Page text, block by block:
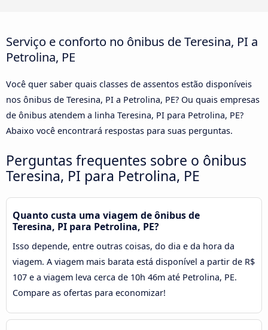
Serviço e conforto no ônibus de Teresina, PI a
Petrolina, PE
Você quer saber quais classes de assentos estão disponíveis
nos ônibus de Teresina, PI a Petrolina, PE? Ou quais empresas
de ônibus atendem a linha Teresina, PI para Petrolina, PE?
Abaixo você encontrará respostas para suas perguntas.
Perguntas frequentes sobre o ônibus
Teresina, PI para Petrolina, PE
Quanto custa uma viagem de ônibus de
Teresina, PI para Petrolina, PE?
Isso depende, entre outras coisas, do dia e da hora da
viagem. A viagem mais barata está disponível a partir de R$
107 e a viagem leva cerca de 10h 46m até Petrolina, PE.
Compare as ofertas para economizar!